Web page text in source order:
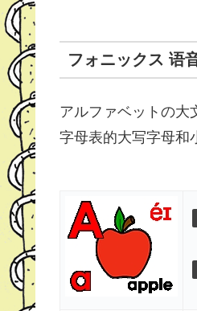
フォニックス 语
アルファベットの
字母表的大写字母和